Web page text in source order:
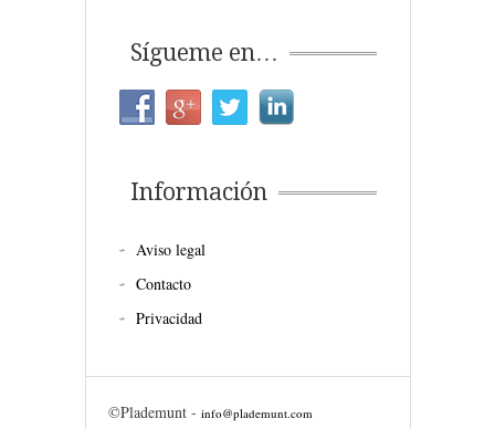
Sígueme en…
Información
Aviso legal
Contacto
Privacidad
©Plademunt - info@plademunt.com